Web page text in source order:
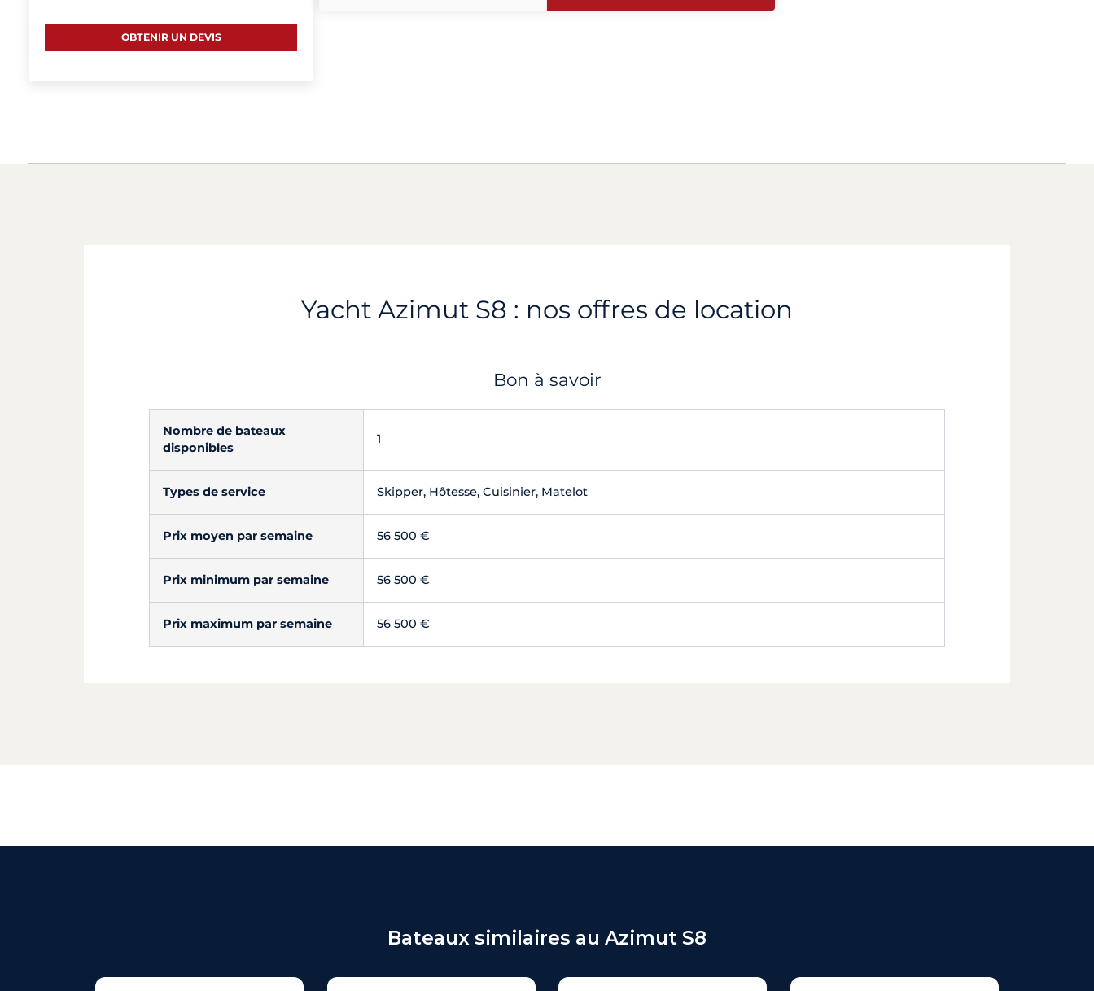
OBTENIR UN DEVIS
Yacht Azimut S8 : nos offres de location
Bon à savoir
Nombre de bateaux
disponibles
1
Types de service Skipper, Hôtesse, Cuisinier, Matelot
Prix moyen par semaine 56 500 €
Prix minimum par semaine 56 500 €
Prix maximum par semaine 56 500 €
Bateaux similaires au Azimut S8